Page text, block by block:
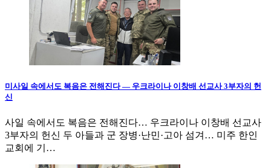
미사일 속에서도 복음은 전해진다 — 우크라이나 이창배 선교사 3부자의 헌
신
사일 속에서도 복음은 전해진다… 우크라이나 이창배 선교사
3부자의 헌신 두 아들과 군 장병·난민·고아 섬겨… 미주 한인
교회에 기…